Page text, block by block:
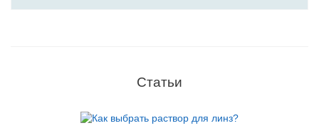
Статьи